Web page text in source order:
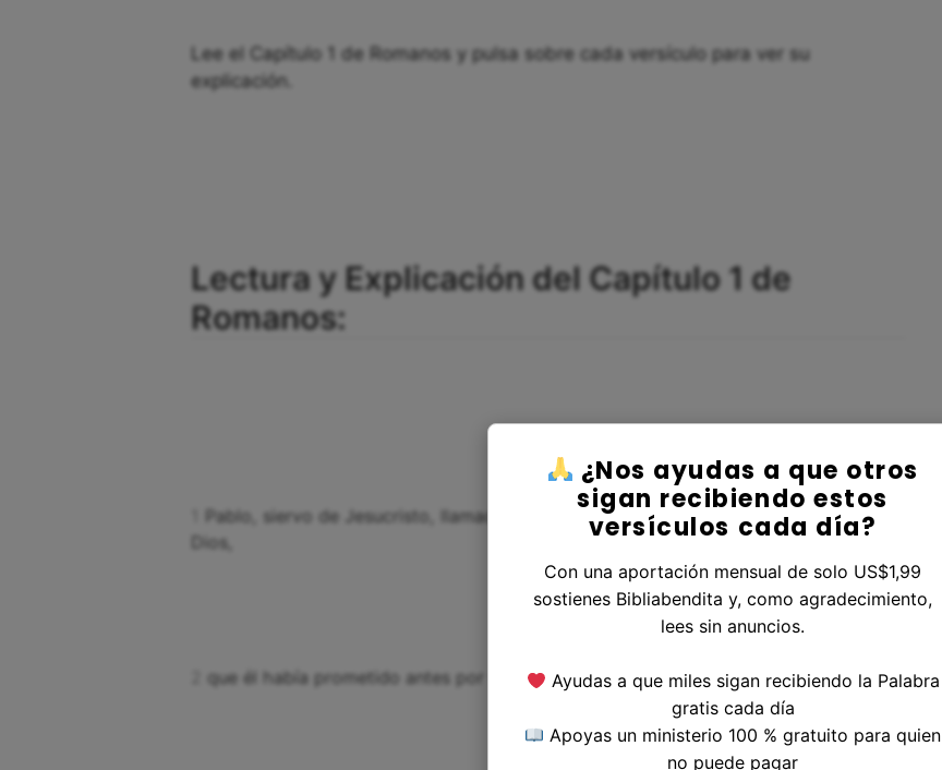
Lee el Capítulo 1 de Romanos y pulsa sobre cada versículo para ver su
explicación.
Lectura y Explicación del Capítulo 1 de
Romanos:
Pablo, siervo de Jesucristo, llamado a ser apóstol, apartado para el evangelio de
Dios,
que él había prometido antes por sus profetas en las santas Escrituras:
¿Nos ayudas a que otros
sigan recibiendo estos
versículos cada día?
Con una aportación mensual de solo US$1,99
sostienes Bibliabendita y, como agradecimiento,
lees sin anuncios.
Ayudas a que miles sigan recibiendo la Palabra
gratis cada día
Apoyas un ministerio 100 % gratuito para quien
no puede pagar